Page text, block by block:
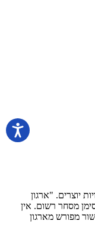
יוצרים. "ארגון
מסחר רשום. אין
מפורש מארגון